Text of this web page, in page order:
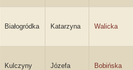
Białogródka Katarzyna Walicka
Kulczyny Józefa Bobińska